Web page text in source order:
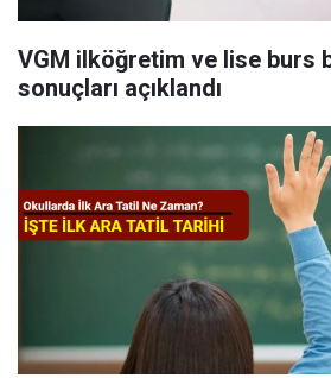
VGM ilköğretim ve lise burs
sonuçları açıklandı